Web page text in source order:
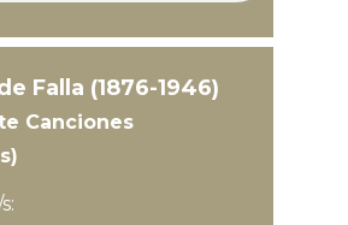
Falla (1876-1946)
Canciones